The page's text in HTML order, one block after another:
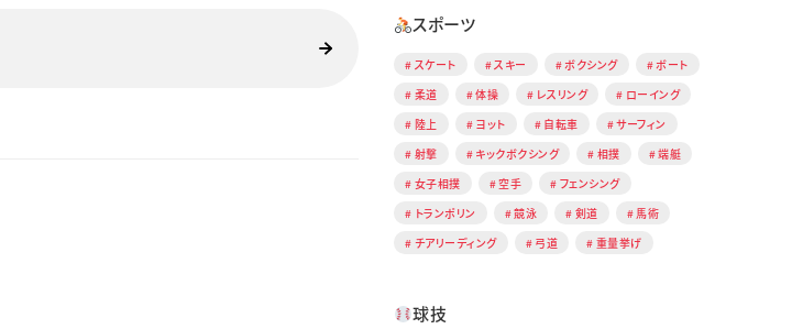
スポーツ
スケート スキー ボクシング
ボート
柔道
体操 レスリング
ローイング
陸上
ヨット 自転車
サーフィン
射撃
キックボクシング 相撲
端艇
女子相撲
空手
フェンシング
トランポリン
競泳 剣道
馬術
チアリーディング
弓道 重量挙げ
球技